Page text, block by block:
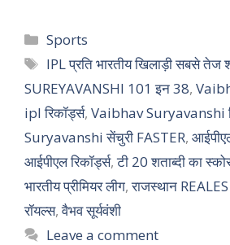
Sports
IPL प्रति भारतीय खिलाड़ी सबसे तेज
SUREYAVANSHI 101 इन 38,
ipl रिकॉर्ड्स, Vaibhav Suryavanshi
Suryavanshi सेंचुरी FASTER,
आईपीएल रिकॉर्ड्स,टी 20 शताब्दी का
भारतीय प्रीमियर लीग,राजस्थान
रॉयल्स,वैभव सूर्यवंशी
Leave a comment